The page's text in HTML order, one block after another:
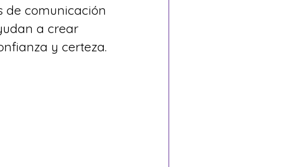
de comunicación
a crear
y certeza.